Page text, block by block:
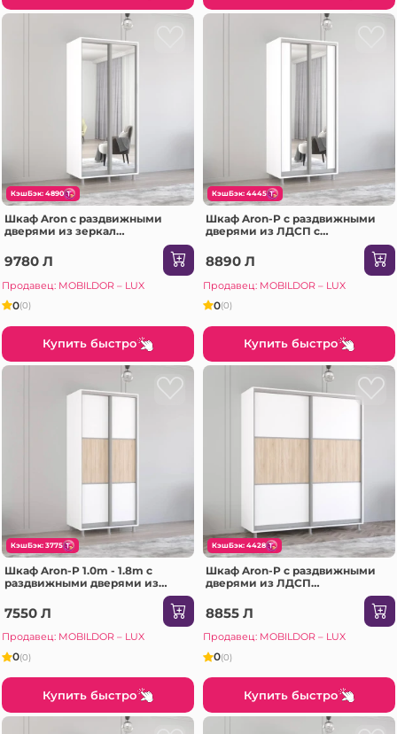
КэшБэк: 4890
Шкаф Aron с раздвижными
дверями из зеркал
блестящий
9780 Л
Продавец: MOBILDOR – LUX
0(0)
Купить быстро
КэшБэк: 4445
Шкаф Aron-P с раздвижными
дверями из ЛДСП с
(180x60x210H см) Sonoma
8890 Л
Продавец: MOBILDOR – LUX
0(0)
Купить быстро
КэшБэк: 3775
Шкаф Aron-P 1.0m - 1.8m с
раздвижными дверями из
(130x60x200H см) Сонома
7550 Л
Продавец: MOBILDOR – LUX
0(0)
Купить быстро
КэшБэк: 4428
Шкаф Aron-P с раздвижными
дверями из ЛДСП
горизонтальный (190x60x200H
см) Sonoma
8855 Л
Продавец: MOBILDOR – LUX
0(0)
Купить быстро